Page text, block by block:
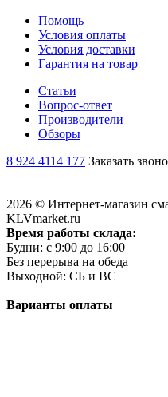
Помощь
Условия оплаты
Условия доставки
Гарантия на товар
Статьи
Вопрос-ответ
Производители
Обзоры
8 924 4114 177 Заказать
2026 © Интернет-магазин
KLVmarket.ru
Время работы склада:
Будни: c 9:00 до 16:00
Без перерыва на обеда
Выходной: СБ и ВС
Варианты оплаты